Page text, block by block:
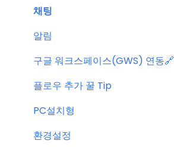
채팅
알림
구글 워크스페이스(GWS) 연동🔗
플로우 추가 꿀 Tip
PC설치형
환경설정